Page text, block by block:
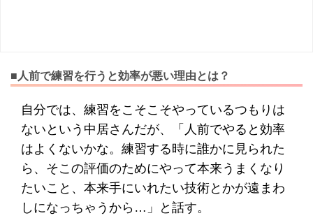
■人前で練習を行うと効率が悪い理由とは？
自分では、練習をこそこそやっているつもりは
ないという中居さんだが、「人前でやると効率
はよくないかな。練習する時に誰かに見られた
ら、そこの評価のためにやって本来うまくなり
たいこと、本来手にいれたい技術とかが遠まわ
しになっちゃうから…」と話す。